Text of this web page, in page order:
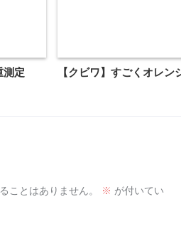
測定
【クビワ】すごくオレン
ことはありません。 ※ が付いてい